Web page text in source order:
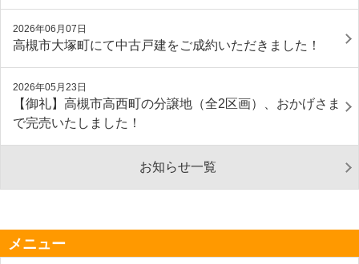
2026年06月07日
高槻市大塚町にて中古戸建をご成約いただきました！
2026年05月23日
【御礼】高槻市高西町の分譲地（全2区画）、おかげさま
で完売いたしました！
お知らせ一覧
メニュー